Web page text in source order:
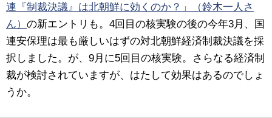
連『制裁決議』は北朝鮮に効くのか？」（鈴木一人さ
ん） の新エントリも。 4回目の核実験の後の今年3月、国
連安保理は最も厳しいはずの対北朝鮮経済制裁決議を採
択しました。が、9月に5回目の核実験。さらなる経済制
裁が検討されていますが、はたして効果はあるのでしょ
うか。